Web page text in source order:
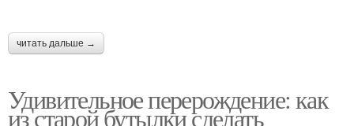
читать дальше →
Удивительное перерождение: как
из старой бутылки сделать